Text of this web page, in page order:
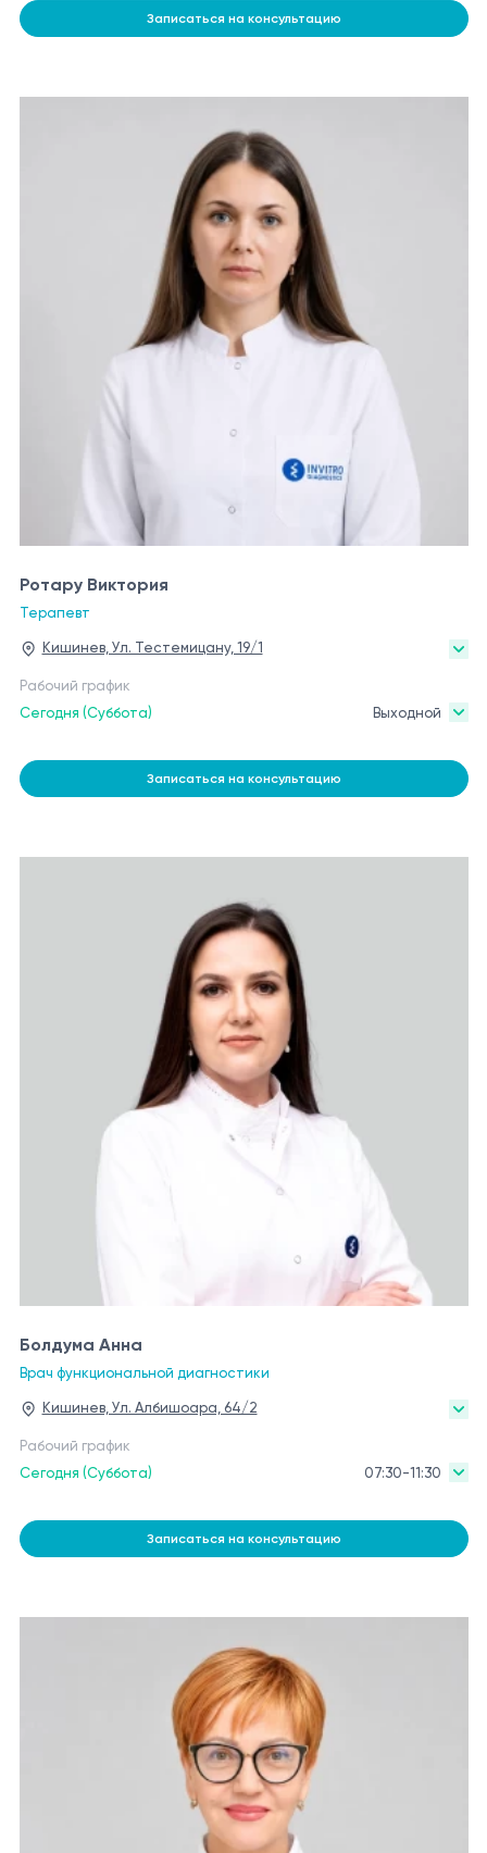
Записаться на консультацию
Ротару Виктория
Терапевт
Кишинев, Ул. Тестемицану, 19/1
Рабочий график
Сегодня (Суббота)
Выходной
Записаться на консультацию
Болдума Анна
Врач функциональной диагностики
Кишинев, Ул. Албишоара, 64/2
Рабочий график
Сегодня (Суббота)
07:30-11:30
Записаться на консультацию